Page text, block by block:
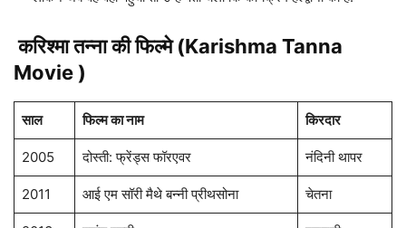
करिश्मा तन्ना की फिल्मे (Karishma Tanna
Movie )
साल फिल्म का नाम किरदार
2005 दोस्ती: फ्रेंड्स फॉरएवर नंदिनी थापर
2011 आई एम सॉरी मैथे बन्नी प्रीथसोना चेतना